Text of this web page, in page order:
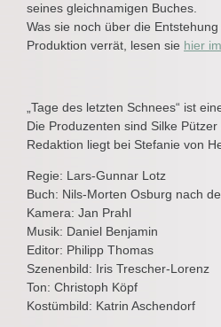
seines gleichnamigen Buches.
Was sie noch über die
Produktion verrät, lesen sie hier
„Tage des letzten Schnees“ ist
Die Produzenten sind Silke
Redaktion liegt bei Stefanie von
Regie: Lars-Gunnar Lotz
Buch: Nils-Morten Osburg nach
Kamera: Jan Prahl
Musik: Daniel Benjamin
Editor: Philipp Thomas
Szenenbild: Iris Trescher-Lorenz
Ton: Christoph Köpf
Kostümbild: Katrin Aschendorf